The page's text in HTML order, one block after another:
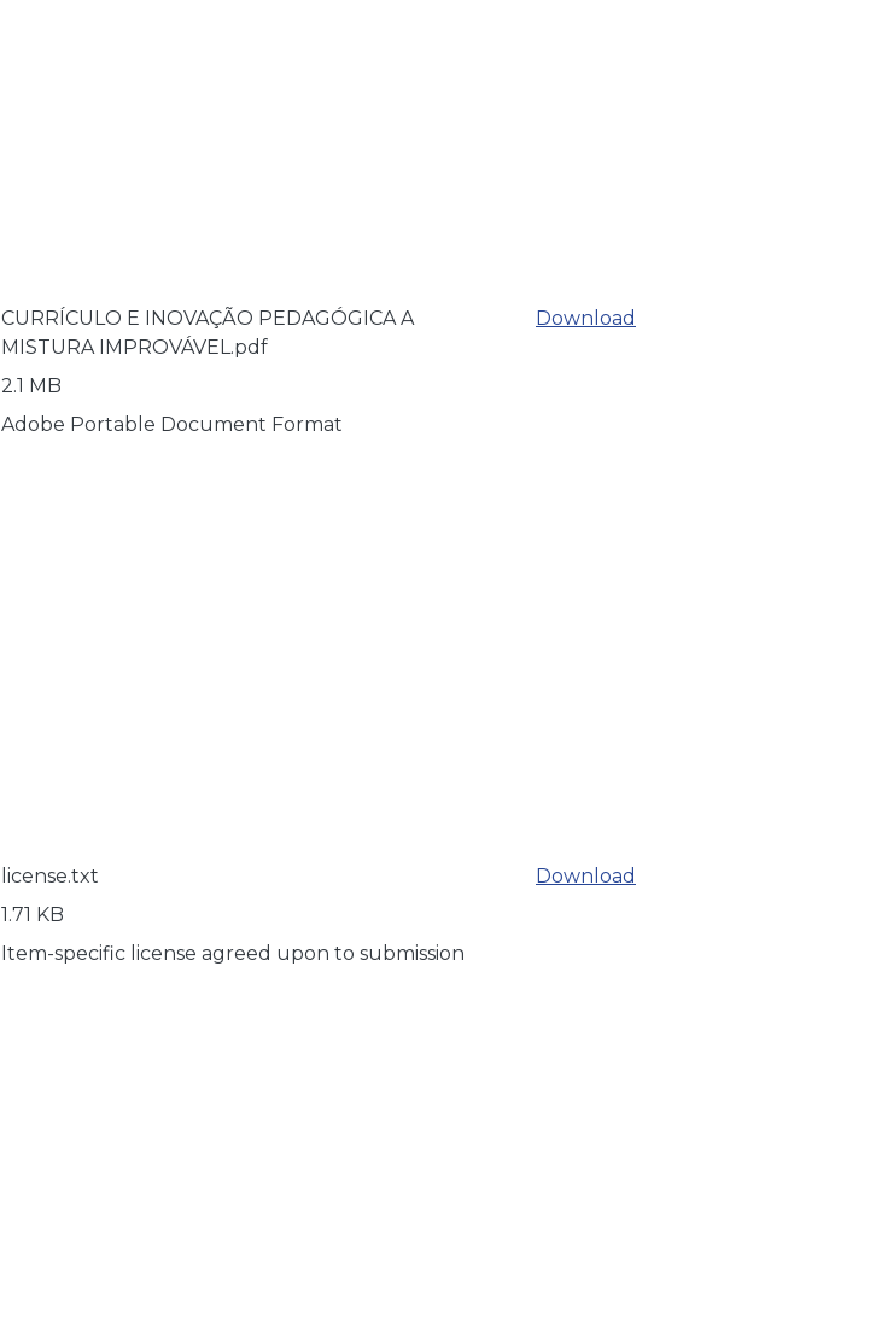
CURRÍCULO E INOVAÇÃO PEDAGÓGICA A
MISTURA IMPROVÁVEL.pdf
2.1 MB
Adobe Portable Document Format
Download
license.txt
1.71 KB
Item-specific license agreed upon to submission
Download